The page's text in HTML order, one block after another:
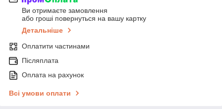
Ви отримаєте замовлення
або гроші повернуться на вашу картку
Детальніше
Оплатити частинами
Післяплата
Оплата на рахунок
Всі умови оплати